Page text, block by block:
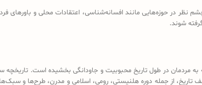
چشم نظر در حوزه‌هایی مانند افسانه‌شناسی، اعتقادات محلی و
شوند.
مردمان در طول تاریخ محبوبیت و جاودانگی بخشیده است. تاریخچه
از جمله دوره هلنیستی، رومی، اسلامی و مدرن، طرح‌ها و